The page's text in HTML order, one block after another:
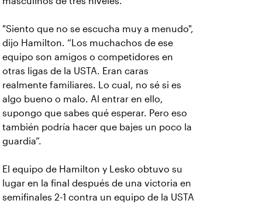
"Siento que no se escucha muy a menudo",
dijo Hamilton. “Los muchachos de ese
equipo son amigos o competidores en
otras ligas de la USTA. Eran caras
realmente familiares. Lo cual, no sé si es
algo bueno o malo. Al entrar en ello,
supongo que sabes qué esperar. Pero eso
también podría hacer que bajes un poco la
guardia”.
El equipo de Hamilton y Lesko obtuvo su
lugar en la final después de una victoria en
semifinales 2-1 contra un equipo de la USTA